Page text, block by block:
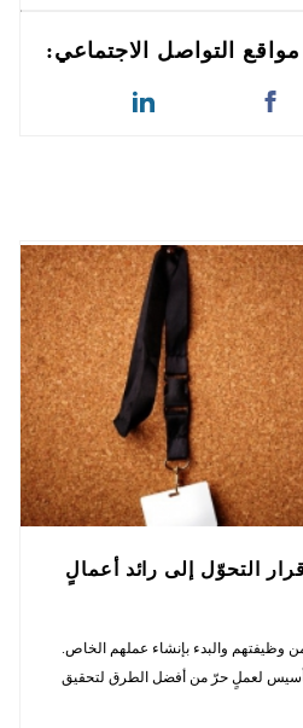
التواصل الاجتماعي:
التحوّل إلى رائد أعمالٍ
من وظيفتهم والبدء بإنشاء عملهم الخاص.
لعملٍ حرّ من أفضل الطرق لتحقيق